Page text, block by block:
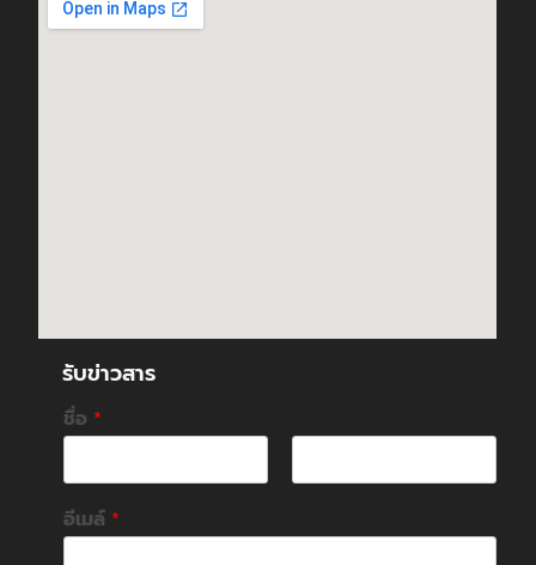
รับข่าวสาร
ชื่อ *
F
i
r
L
อีเมล์ *